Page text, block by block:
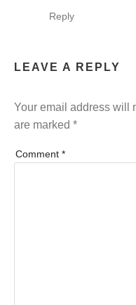
Reply
LEAVE A REPLY
Your email address will
are marked *
Comment *